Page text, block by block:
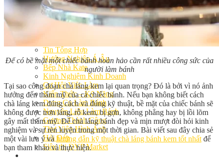
Cách Làm Bánh Pizza
Cách làm bánh chay
Cách Làm Kẹo – Mứt
Tin tức
Tin Tổng Hợp
Hướng Nghiệp Á Âu
Bếp Nhà Kate
Kinh Nghiệm Kinh Doanh
Cơ Hội Việc Làm
Kiến Thức – Kỹ Năng
Dụng Cụ Làm Bánh
Nguyên Liệu Làm Bánh
Gương Thành Công
Thư Viện Hình Ảnh
Hỏi Đáp
Siêu thị ĐVP Market
Để có bề mặt một chiếc bánh hoàn hảo cần rất nhiều công sức của
người làm bánh
Tại sao công đoạn chà láng kem lại quan trọng? Đó là bởi vì nó ảnh
hưởng đến thẩm mỹ của cả chiếc bánh. Nếu bạn không biết cách
chà láng kem đúng cách và đúng kỹ thuật, bề mặt của chiếc bánh sẽ
không được trơn láng, rỗ kem, bị gợn, không phẳng hay bị lồi lõm
gây mất thẩm mỹ. Để chà láng bánh đẹp và mịn mượt đòi hỏi kinh
nghiệm và sự rèn luyện trong một thời gian. Bài viết sau đây chia sẻ
một vài lưu ý vàhướng dẫn kỹ thuật chà láng bánh kem tốt nhất để
bạn tham khảo và thực hiện.